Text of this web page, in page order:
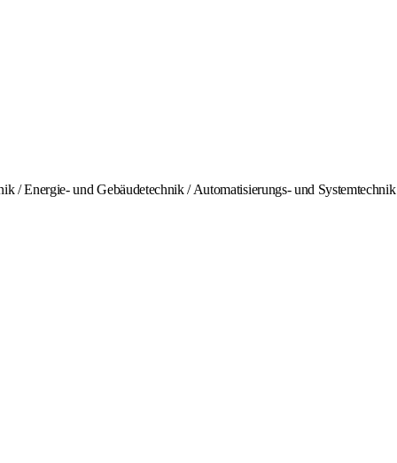
/ Energie- und Gebäudetechnik / Automatisierungs- und Systemtechnik